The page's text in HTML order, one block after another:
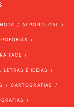
AI PORTUGAL
FACE
LETRAS E IDEIAS
CARTOGRAFIAS